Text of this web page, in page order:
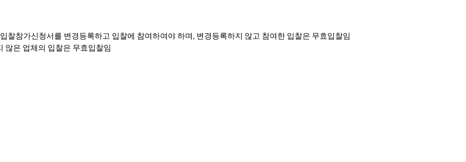
참가신청서를 변경등록하고 입찰에 참여하여야 하며, 변경등록하지 않고 참여한 입찰은 무효입찰임
않은 업체의 입찰은 무효입찰임